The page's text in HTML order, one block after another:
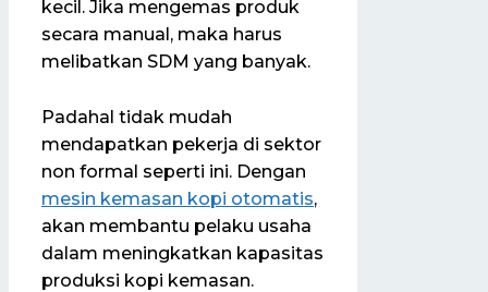
kecil. Jika mengemas produk
secara manual, maka harus
melibatkan SDM yang banyak.
Padahal tidak mudah
mendapatkan pekerja di sektor
non formal seperti ini. Dengan
mesin kemasan kopi otomatis,
akan membantu pelaku usaha
dalam meningkatkan kapasitas
produksi kopi kemasan.